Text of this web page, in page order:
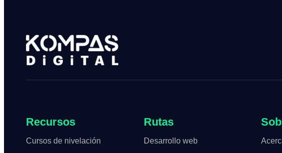
Recursos
Cursos de nivelación
Rutas
Desarrollo web